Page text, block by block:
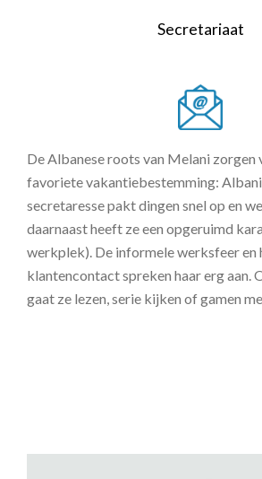
Secretariaat
De Albanese roots van Melani zorgen
favoriete vakantiebestemming:
secretaresse pakt dingen snel op en
daarnaast heeft ze een opgeruimd
werkplek). De informele werksfeer en
klantencontact spreken haar erg aan.
gaat ze lezen, serie kijken of gamen